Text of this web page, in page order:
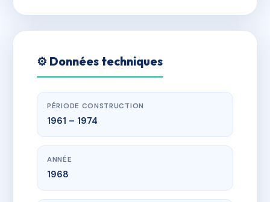
⚙️ Données techniques
PÉRIODE CONSTRUCTION
1961 – 1974
ANNÉE
1968